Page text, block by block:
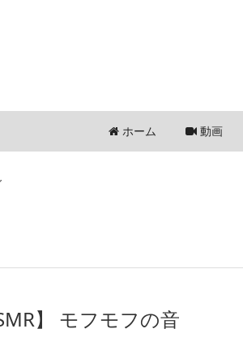
ホーム 動画
】 モフモフの音